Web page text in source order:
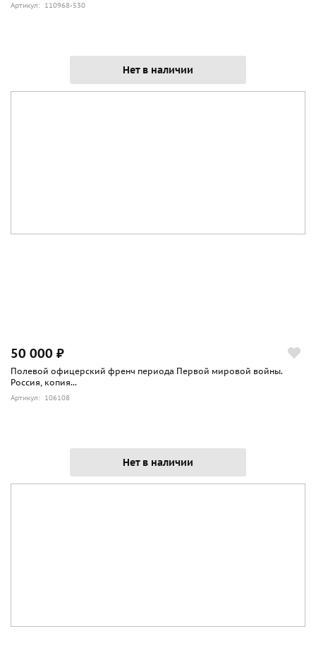
Артикул: 110968-530
Нет в наличии
50 000 ₽
Полевой офицерский френч периода Первой мировой войны.
Россия, копия...
Артикул: 106108
Нет в наличии